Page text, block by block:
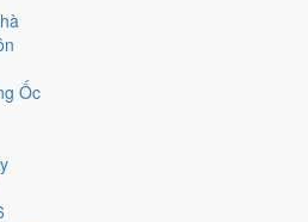
Ốc
(ngày bình hòa, ổn định, không thiên
hắc đạo